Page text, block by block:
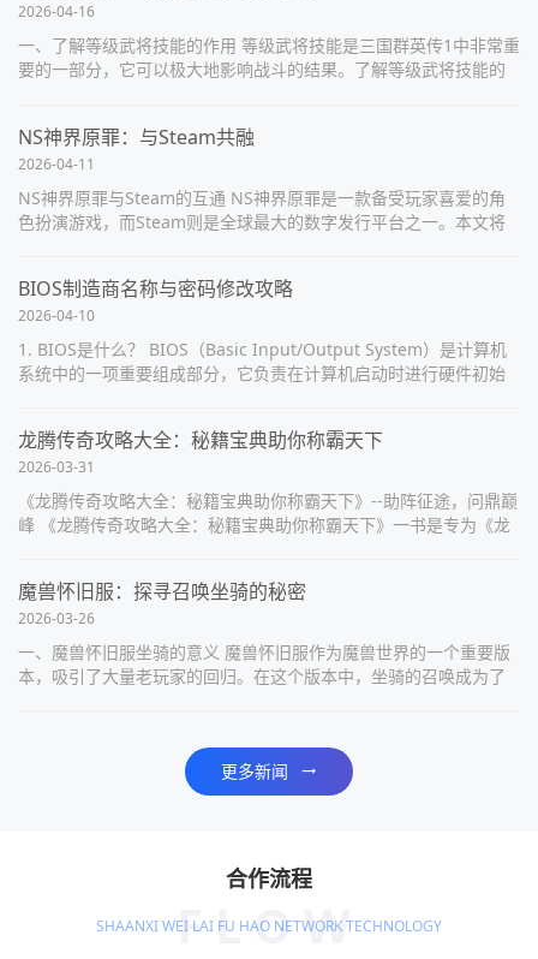
2026-04-16
一、了解等级武将技能的作用 等级武将技能是三国群英传1中非常重
要的一部分，它可以极大地影响战斗的结果。了解等级武将技能的
NS神界原罪：与Steam共融
2026-04-11
NS神界原罪与Steam的互通 NS神界原罪是一款备受玩家喜爱的角
色扮演游戏，而Steam则是全球最大的数字发行平台之一。本文将
BIOS制造商名称与密码修改攻略
2026-04-10
1. BIOS是什么？ BIOS（Basic Input/Output System）是计算机
系统中的一项重要组成部分，它负责在计算机启动时进行硬件初始
龙腾传奇攻略大全：秘籍宝典助你称霸天下
2026-03-31
《龙腾传奇攻略大全：秘籍宝典助你称霸天下》--助阵征途，问鼎巅
峰 《龙腾传奇攻略大全：秘籍宝典助你称霸天下》一书是专为《龙
魔兽怀旧服：探寻召唤坐骑的秘密
2026-03-26
一、魔兽怀旧服坐骑的意义 魔兽怀旧服作为魔兽世界的一个重要版
本，吸引了大量老玩家的回归。在这个版本中，坐骑的召唤成为了
更多新闻
合作流程
FLOW
SHAANXI WEI LAI FU HAO NETWORK TECHNOLOGY